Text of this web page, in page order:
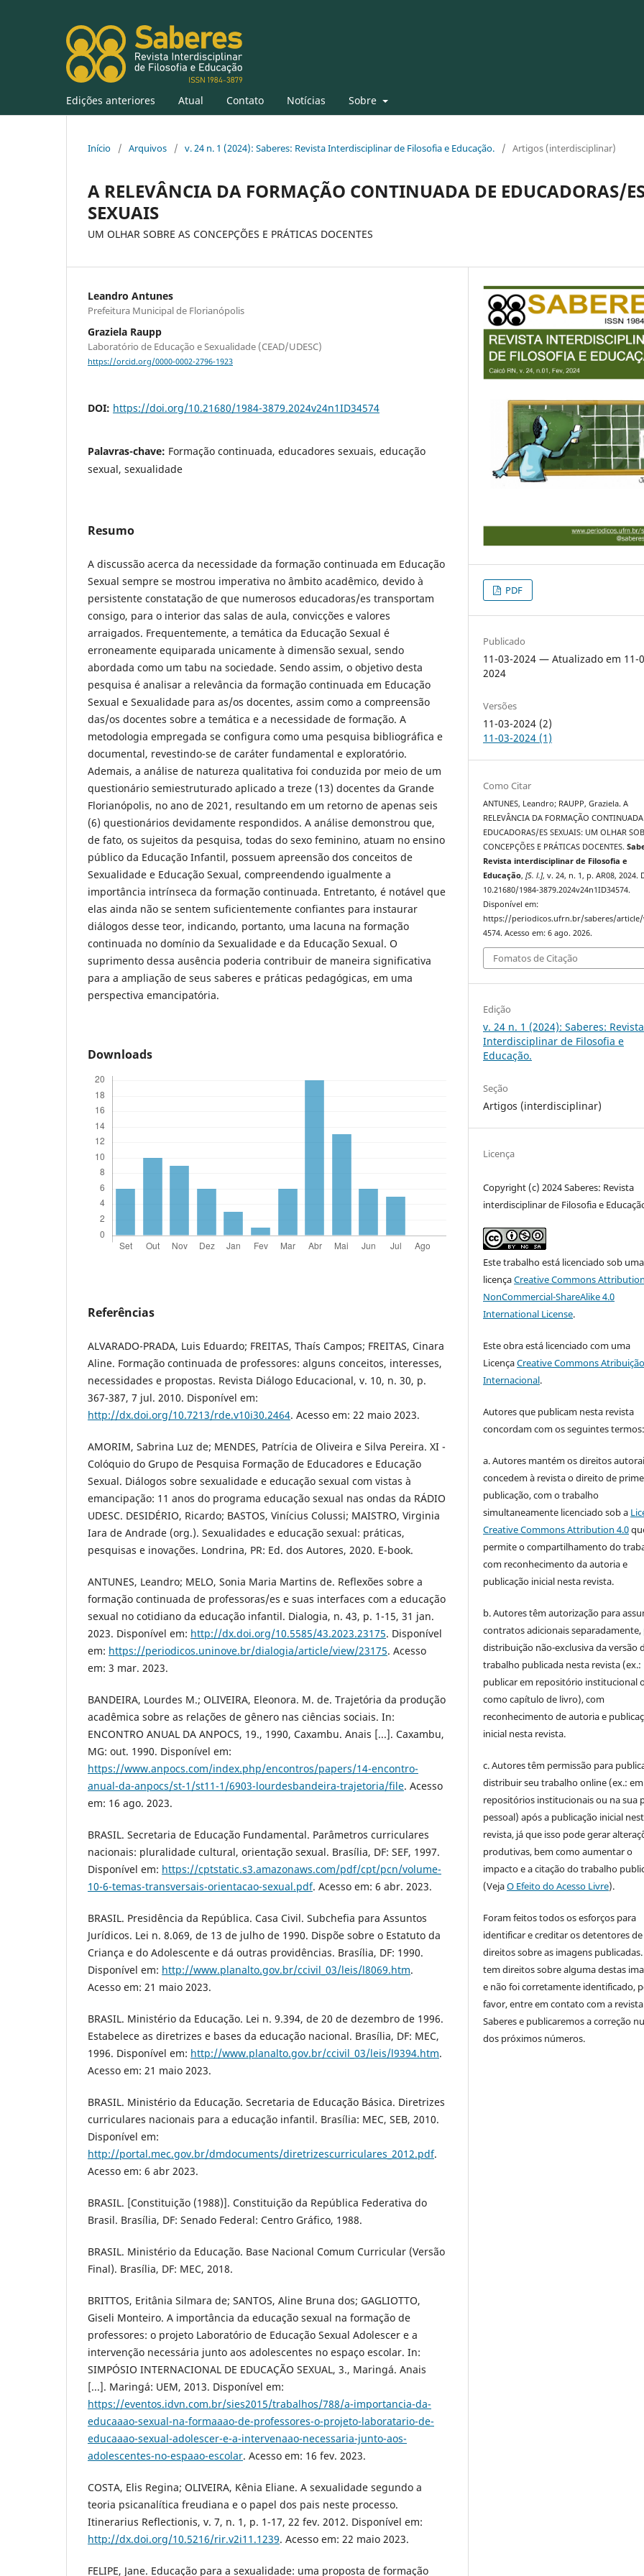
Edições anteriores Atual Contato Notícias Sobre
Início / Arquivos / v. 24 n. 1 (2024): Saberes: Revista Interdisciplinar de Filosofia e Educação. / Artigos (interdisciplinar)
A RELEVÂNCIA DA FORMAÇÃO CONTINUADA DE EDUCADORAS/
SEXUAIS
UM OLHAR SOBRE AS CONCEPÇÕES E PRÁTICAS DOCENTES
Leandro Antunes
Prefeitura Municipal de Florianópolis
Graziela Raupp
Laboratório de Educação e Sexualidade (CEAD/UDESC)
https://orcid.org/0000-0002-2796-1923
DOI: https://doi.org/10.21680/1984-3879.2024v24n1ID34574
Palavras-chave: Formação continuada, educadores sexuais, educação
sexual, sexualidade
Resumo
A discussão acerca da necessidade da formação continuada em Educação
Sexual sempre se mostrou imperativa no âmbito acadêmico, devido à
persistente constatação de que numerosos educadoras/es transportam
consigo, para o interior das salas de aula, convicções e valores
arraigados. Frequentemente, a temática da Educação Sexual é
erroneamente equiparada unicamente à dimensão sexual, sendo
abordada como um tabu na sociedade. Sendo assim, o objetivo desta
pesquisa é analisar a relevância da formação continuada em Educação
Sexual e Sexualidade para as/os docentes, assim como a compreensão
das/os docentes sobre a temática e a necessidade de formação. A
metodologia empregada se configura como uma pesquisa bibliográfica e
documental, revestindo-se de caráter fundamental e exploratório.
Ademais, a análise de natureza qualitativa foi conduzida por meio de um
questionário semiestruturado aplicado a treze (13) docentes da Grande
Florianópolis, no ano de 2021, resultando em um retorno de apenas seis
(6) questionários devidamente respondidos. A análise demonstrou que,
de fato, os sujeitos da pesquisa, todas do sexo feminino, atuam no ensino
público da Educação Infantil, possuem apreensão dos conceitos de
Sexualidade e Educação Sexual, compreendendo igualmente a
importância intrínseca da formação continuada. Entretanto, é notável que
elas ainda não se sentem suficientemente confiantes para instaurar
diálogos desse teor, indicando, portanto, uma lacuna na formação
continuada no domínio da Sexualidade e da Educação Sexual. O
suprimento dessa ausência poderia contribuir de maneira significativa
para a ampliação de seus saberes e práticas pedagógicas, em uma
perspectiva emancipatória.
Downloads
Referências
ALVARADO-PRADA, Luis Eduardo; FREITAS, Thaís Campos; FREITAS, Cinara
Aline. Formação continuada de professores: alguns conceitos, interesses,
necessidades e propostas. Revista Diálogo Educacional, v. 10, n. 30, p.
367-387, 7 jul. 2010. Disponível em:
http://dx.doi.org/10.7213/rde.v10i30.2464. Acesso em: 22 maio 2023.
AMORIM, Sabrina Luz de; MENDES, Patrícia de Oliveira e Silva Pereira. XI -
Colóquio do Grupo de Pesquisa Formação de Educadores e Educação
Sexual. Diálogos sobre sexualidade e educação sexual com vistas à
emancipação: 11 anos do programa educação sexual nas ondas da RÁDIO
UDESC. DESIDÉRIO, Ricardo; BASTOS, Vinícius Colussi; MAISTRO, Virginia
Iara de Andrade (org.). Sexualidades e educação sexual: práticas,
pesquisas e inovações. Londrina, PR: Ed. dos Autores, 2020. E-book.
ANTUNES, Leandro; MELO, Sonia Maria Martins de. Reflexões sobre a
formação continuada de professoras/es e suas interfaces com a educação
sexual no cotidiano da educação infantil. Dialogia, n. 43, p. 1-15, 31 jan.
2023. Disponível em: http://dx.doi.org/10.5585/43.2023.23175. Disponível
em: https://periodicos.uninove.br/dialogia/article/view/23175. Acesso
em: 3 mar. 2023.
BANDEIRA, Lourdes M.; OLIVEIRA, Eleonora. M. de. Trajetória da produção
acadêmica sobre as relações de gênero nas ciências sociais. In:
ENCONTRO ANUAL DA ANPOCS, 19., 1990, Caxambu. Anais [...]. Caxambu,
MG: out. 1990. Disponível em:
https://www.anpocs.com/index.php/encontros/papers/14-encontro-
anual-da-anpocs/st-1/st11-1/6903-lourdesbandeira-trajetoria/file. Acesso
em: 16 ago. 2023.
BRASIL. Secretaria de Educação Fundamental. Parâmetros curriculares
nacionais: pluralidade cultural, orientação sexual. Brasília, DF: SEF, 1997.
Disponível em: https://cptstatic.s3.amazonaws.com/pdf/cpt/pcn/volume-
10-6-temas-transversais-orientacao-sexual.pdf. Acesso em: 6 abr. 2023.
BRASIL. Presidência da República. Casa Civil. Subchefia para Assuntos
Jurídicos. Lei n. 8.069, de 13 de julho de 1990. Dispõe sobre o Estatuto da
Criança e do Adolescente e dá outras providências. Brasília, DF: 1990.
Disponível em: http://www.planalto.gov.br/ccivil_03/leis/l8069.htm.
Acesso em: 21 maio 2023.
BRASIL. Ministério da Educação. Lei n. 9.394, de 20 de dezembro de 1996.
Estabelece as diretrizes e bases da educação nacional. Brasília, DF: MEC,
1996. Disponível em: http://www.planalto.gov.br/ccivil_03/leis/l9394.htm.
Acesso em: 21 maio 2023.
BRASIL. Ministério da Educação. Secretaria de Educação Básica. Diretrizes
curriculares nacionais para a educação infantil. Brasília: MEC, SEB, 2010.
Disponível em:
http://portal.mec.gov.br/dmdocuments/diretrizescurriculares_2012.pdf.
Acesso em: 6 abr 2023.
BRASIL. [Constituição (1988)]. Constituição da República Federativa do
Brasil. Brasília, DF: Senado Federal: Centro Gráfico, 1988.
BRASIL. Ministério da Educação. Base Nacional Comum Curricular (Versão
Final). Brasília, DF: MEC, 2018.
BRITTOS, Eritânia Silmara de; SANTOS, Aline Bruna dos; GAGLIOTTO,
Giseli Monteiro. A importância da educação sexual na formação de
professores: o projeto Laboratório de Educação Sexual Adolescer e a
intervenção necessária junto aos adolescentes no espaço escolar. In:
SIMPÓSIO INTERNACIONAL DE EDUCAÇÃO SEXUAL, 3., Maringá. Anais
[...]. Maringá: UEM, 2013. Disponível em:
https://eventos.idvn.com.br/sies2015/trabalhos/788/a-importancia-da-
educaaao-sexual-na-formaaao-de-professores-o-projeto-laboratario-de-
educaaao-sexual-adolescer-e-a-intervenaao-necessaria-junto-aos-
adolescentes-no-espaao-escolar. Acesso em: 16 fev. 2023.
COSTA, Elis Regina; OLIVEIRA, Kênia Eliane. A sexualidade segundo a
teoria psicanalítica freudiana e o papel dos pais neste processo.
Itinerarius Reflectionis, v. 7, n. 1, p. 1-17, 22 fev. 2012. Disponível em:
http://dx.doi.org/10.5216/rir.v2i11.1239. Acesso em: 22 maio 2023.
FELIPE, Jane. Educação para a sexualidade: uma proposta de formação
PDF
Publicado
11-03-2024 — Atualizado em 11-
2024
Versões
11-03-2024 (2)
11-03-2024 (1)
Como Citar
ANTUNES, Leandro; RAUPP, Graziela. A
RELEVÂNCIA DA FORMAÇÃO
EDUCADORAS/ES SEXUAIS: UM OLHAR
CONCEPÇÕES E PRÁTICAS DOCENTES.
Revista interdisciplinar de Filosofia e
Educação,[S. l.], v. 24, n. 1, p. AR08, 2024.
10.21680/1984-3879.2024v24n1ID34574.
Disponível em:
https://periodicos.ufrn.br/saberes/
4574. Acesso em: 6 ago. 2026.
Fomatos de Citação
Edição
v. 24 n. 1 (2024): Saberes: Revista
Interdisciplinar de Filosofia e
Educação.
Seção
Artigos (interdisciplinar)
Licença
Copyright (c) 2024 Saberes: Revista
interdisciplinar de Filosofia e
Este trabalho está licenciado sob uma
licençaCreative Commons
NonCommercial-ShareAlike 4.0
International License.
Este obra está licenciado com uma
LicençaCreative Commons
Internacional.
Autores que publicam nesta revista
concordam com os seguintes termos:
a. Autores mantém os direitos
concedem à revista o direito de
publicação, com o trabalho
simultaneamente licenciado sob a
Creative Commons Attribution 4.0
permite o compartilhamento do
com reconhecimento da autoria e
publicação inicial nesta revista.
b. Autores têm autorização para
contratos adicionais separadamente,
distribuição não-exclusiva da versão
trabalho publicada nesta revista (ex.:
publicar em repositório institucional
como capítulo de livro), com
reconhecimento de autoria e
inicial nesta revista.
c. Autores têm permissão para
distribuir seu trabalho online (ex.: em
repositórios institucionais ou na sua
pessoal) após a publicação inicial
revista, já que isso pode gerar
produtivas, bem como aumentar o
impacto e a citação do trabalho
(VejaO Efeito do Acesso Livre).
Foram feitos todos os esforços para
identificar e creditar os detentores de
direitos sobre as imagens publicadas.
tem direitos sobre alguma destas
e não foi corretamente identificado,
favor, entre em contato com a revista
Saberes e publicaremos a correção
dos próximos números.